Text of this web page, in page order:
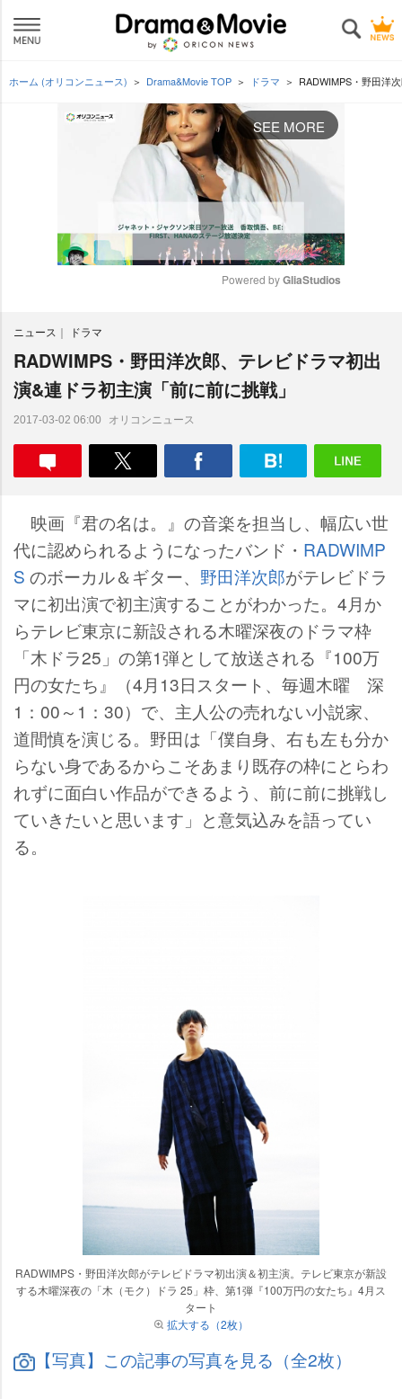
ホーム (オリコンニュース) Drama&Movie TOP ドラマ RADWIMPS・野田洋
SEE MORE
e
Powered by GliaStudios
ニュース ドラマ
RADWIMPS・野田洋次郎、テレビドラマ初出
演&連ドラ初主演「前に前に挑戦」
2017-03-02 06:00 オリコンニュース
映画『君の名は。』の音楽を担当し、幅広い世
代に認められるようになったバンド・ RADWIMP
S のボーカル＆ギター、 野田洋次郎がテレビドラ
マに初出演で初主演することがわかった。4月か
らテレビ東京に新設される木曜深夜のドラマ枠
「木ドラ25」の第1弾として放送される『100万
円の女たち』（4月13日スタート、毎週木曜 深
1：00～1：30）で、主人公の売れない小説家、
道間慎を演じる。野田は「僕自身、右も左も分か
らない身であるからこそあまり既存の枠にとらわ
れずに面白い作品ができるよう、前に前に挑戦し
ていきたいと思います」と意気込みを語ってい
る。
RADWIMPS・野田洋次郎がテレビドラマ初出演＆初主演。テレビ東京が新設
する木曜深夜の「木（モク）ドラ 25」枠、第1弾『100万円の女たち』4月ス
タート
拡大する（2枚）
【写真】この記事の写真を見る（全2枚）